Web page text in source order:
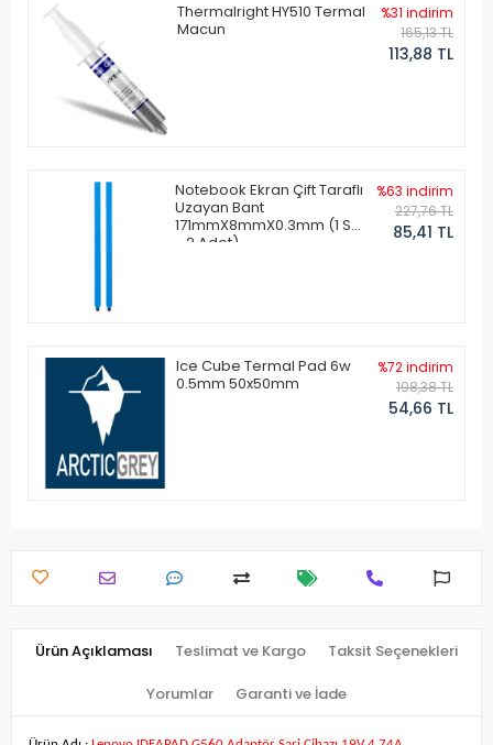
Thermalright HY510 Termal
Macun
%31 indirim
165,13 TL
113,88 TL
Notebook Ekran Çift Taraflı
Uzayan Bant
171mmX8mmX0.3mm (1 Set
- 2 Adet)
%63 indirim
227,76 TL
85,41 TL
Ice Cube Termal Pad 6w
0.5mm 50x50mm
%72 indirim
198,38 TL
54,66 TL
Ürün Açıklaması Teslimat ve Kargo Taksit Seçenekleri
Yorumlar Garanti ve İade